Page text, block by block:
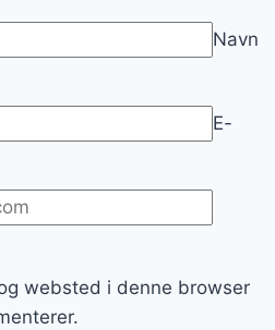
Navn
E-
websted i denne browser